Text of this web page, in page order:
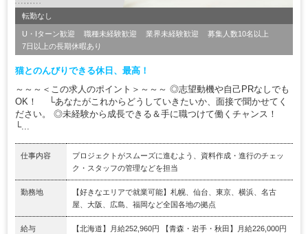
転勤なし
U・Iターン歓迎 職種未経験歓迎 業界未経験歓迎
募集人数10名以上
7日以上の長期休暇あり
猫とのんびりできる休日、最高！
～～～＜この求人のポイント＞～～～ ◎志望動機や自己PRなしでも
OK！ └あなたがこれからどうしていきたいか、面接で聞かせてく
ださい。 ◎未経験から成長できる＆手に職つけて働くチャンス！
└...
仕事内容
プロジェクトがスムーズに進むよう、資料作成・進行のチェッ
ク・スタッフの管理などを担当
勤務地
【好きなエリアで就業可能】札幌、仙台、東京、横浜、名古
屋、大阪、広島、福岡など全国各地の拠点
給与
【北海道】月給252,960円 【青森・岩手・秋田】月給226,000円